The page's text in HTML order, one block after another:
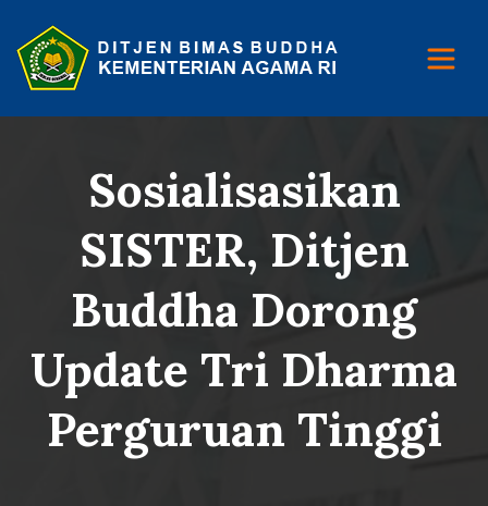
Sosialisasikan
SISTER, Ditjen
Buddha Dorong
Update Tri Dharma
Perguruan Tinggi